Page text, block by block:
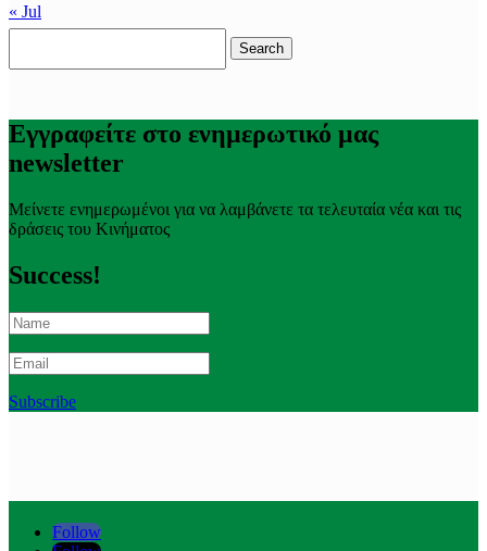
« Jul
Εγγραφείτε στο ενημερωτικό μας
newsletter
Μείνετε ενημερωμένοι για να λαμβάνετε τα τελευταία νέα και τις
δράσεις του Κινήματος
Success!
Subscribe
Follow